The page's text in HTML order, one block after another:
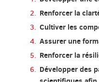
Renforcer la
Cultiver les
Assurer une
Renforcer la
Développer des